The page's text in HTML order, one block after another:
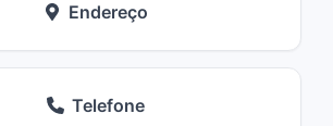
Endereço
Telefone